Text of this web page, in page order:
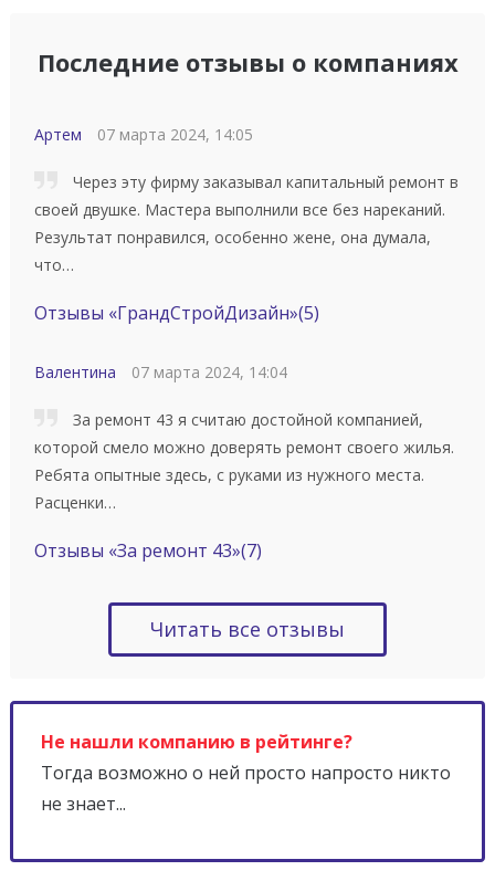
Последние отзывы о компаниях
Артем 07 марта 2024, 14:05
Через эту фирму заказывал капитальный ремонт в
своей двушке. Мастера выполнили все без нареканий.
Результат понравился, особенно жене, она думала,
что…
Отзывы «ГрандСтройДизайн»(5)
Валентина 07 марта 2024, 14:04
За ремонт 43 я считаю достойной компанией,
которой смело можно доверять ремонт своего жилья.
Ребята опытные здесь, с руками из нужного места.
Расценки…
Отзывы «За ремонт 43»(7)
Читать все отзывы
Не нашли компанию в рейтинге?
Тогда возможно о ней просто напросто никто
не знает...